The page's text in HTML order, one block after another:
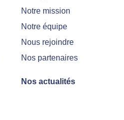
Notre mission
Notre équipe
Nous rejoindre
Nos partenaires
Nos actualités